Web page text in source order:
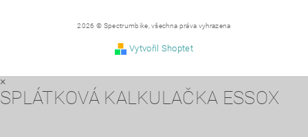
2026 © Spectrumbike, všechna práva vyhrazena
Vytvořil Shoptet
×
SPLÁTKOVÁ KALKULAČKA ESSOX